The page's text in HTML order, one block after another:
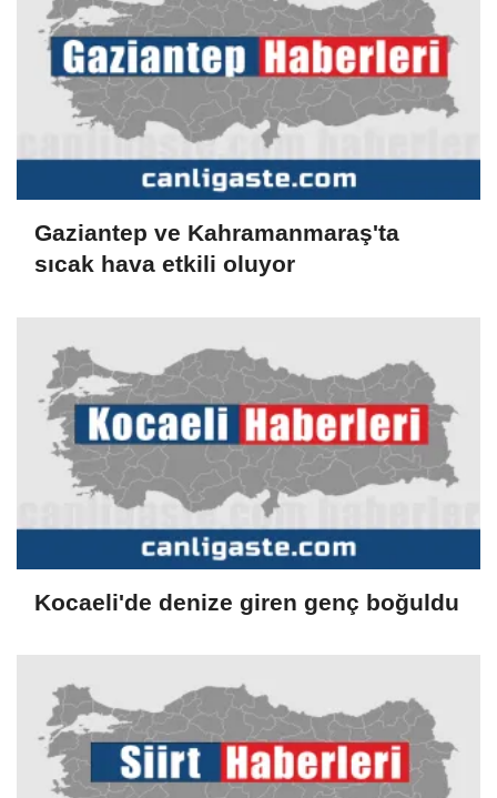
Gaziantep ve Kahramanmaraş'ta
sıcak hava etkili oluyor
Kocaeli'de denize giren genç boğuldu